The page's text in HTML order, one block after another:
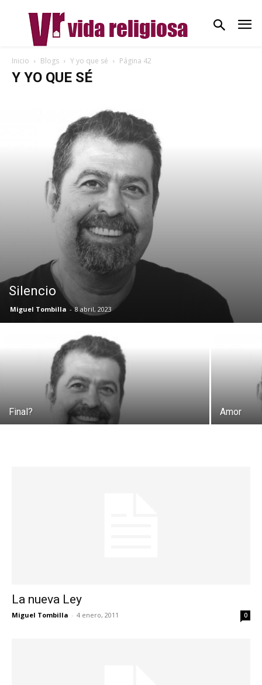
Inicio Blogs Y yo que sé Página 42
Y YO QUE SÉ
Silencio
Miguel Tombilla - 8 abril, 2023
Final? Amor
La nueva Ley
Miguel Tombilla - 4 enero, 2011 0